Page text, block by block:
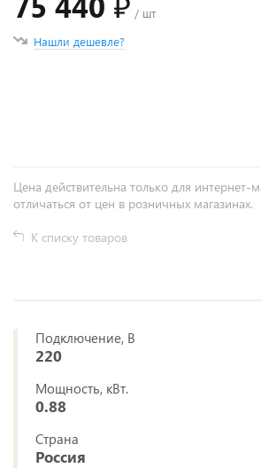
/ шт
Нашли дешевле?
Цена действительна только для интернет-
отличаться от цен в розничных магазинах.
К списку товаров
Подключение, В
220
Мощность, кВт.
0.88
Страна
Россия